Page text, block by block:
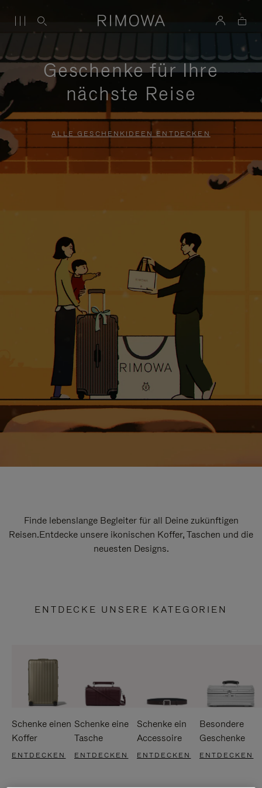
Geschenke für Ihre
nächste Reise
ALLE GESCHENKIDEEN ENTDECKEN
Finde lebenslange Begleiter für all Deine zukünftigen
Reisen.Entdecke unsere ikonischen Koffer, Taschen und die
neuesten Designs.
ENTDECKE UNSERE KATEGORIEN
Schenke einen
Koffer
ENTDECKEN
Schenke eine
Tasche
ENTDECKEN
Schenke ein
Accessoire
ENTDECKEN
Besondere
Geschenke
ENTDECKEN